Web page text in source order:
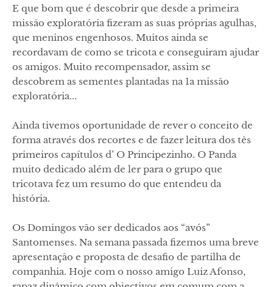
E que bom que é descobrir que desde a primeira
missão exploratória fizeram as suas próprias agulhas,
que meninos engenhosos. Muitos ainda se
recordavam de como se tricota e conseguiram ajudar
os amigos. Muito recompensador, assim se
descobrem as sementes plantadas na 1a missão
exploratória...
Ainda tivemos oportunidade de rever o conceito de
forma através dos recortes e de fazer leitura dos tês
primeiros capítulos d’ O Principezinho. O Panda
muito dedicado além de ler para o grupo que
tricotava fez um resumo do que entendeu da
história.
Os Domingos vão ser dedicados aos “avós”
Santomenses. Na semana passada fizemos uma breve
apresentação e proposta de desafio de partilha de
companhia. Hoje com o nosso amigo Luiz Afonso,